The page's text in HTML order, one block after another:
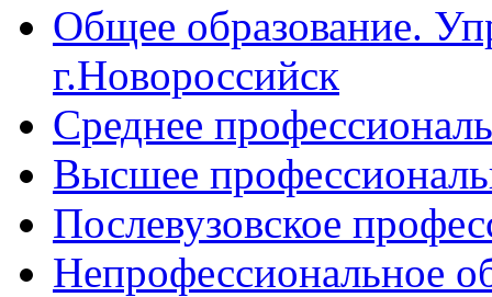
Общее образование.
г.Новороссийск
Среднее
Высшее
Послевузовское
Непрофессиональное